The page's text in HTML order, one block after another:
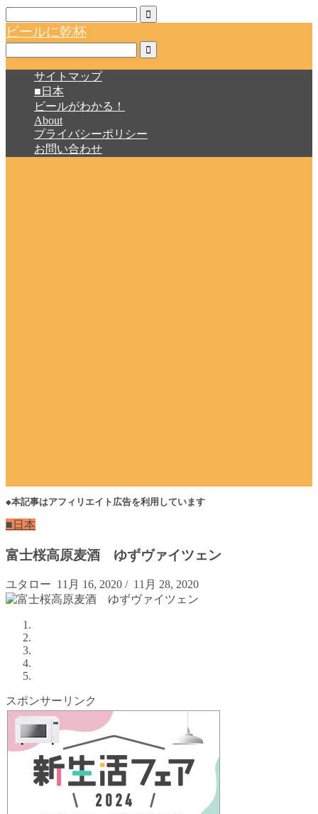
ビールに乾杯
サイトマップ
■日本
ビールがわかる！
About
プライバシーポリシー
お問い合わせ
◆本記事はアフィリエイト広告を利用しています
■日本
富士桜高原麦酒 ゆずヴァイツェン
ユタロー 11月 16, 2020 / 11月 28, 2020
スポンサーリンク